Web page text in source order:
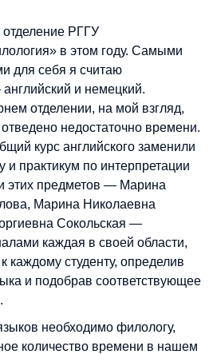
отделение РГГУ
в этом году. Самыми
для себя я считаю
и немецкий.
отделении, на мой взгляд,
недостаточно времени.
курс английского заменили
и практикум по интерпретации
этих предметов — Марина
Марина Николаевна
Сокольская —
каждая в своей области,
каждому студенту, определив
и подобрав соответствующее
необходимо филологу,
количество времени в нашем